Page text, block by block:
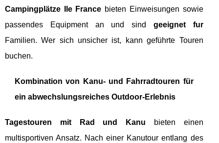
Campingplätze Ile France bieten Einweisungen sowie
passendes Equipment an und sind geeignet fur
Familien. Wer sich unsicher ist, kann geführte Touren
buchen.
Kombination von Kanu- und Fahrradtouren für
ein abwechslungsreiches Outdoor-Erlebnis
Tagestouren mit Rad und Kanu bieten einen
multisportiven Ansatz. Nach einer Kanutour entlang des